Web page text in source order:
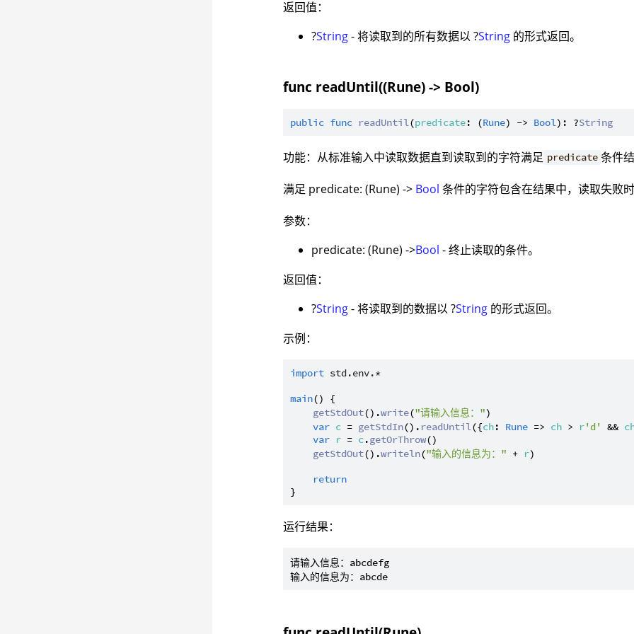
返回值：
?String- 将读取到的所有数据以 ?String 的形式返回。
func readUntil((Rune) -> Bool)
public func readUntil(predicate: (Rune) -> Bool): ?String
功能：从标准输入中读取数据直到读取到的字符满足 predicate 条件结
满足 predicate: (Rune) -> Bool 条件的字符包含在结果中，读取失败
参数：
predicate: (Rune) ->Bool - 终止读取的条件。
返回值：
?String- 将读取到的数据以 ?String 的形式返回。
示例：
import std.env.*
main() {
getStdOut().write("请输入信息：")
var c = getStdIn(). readUntil({ch: Rune => ch > r'd' &&
var r = c.getOrThrow()
getStdOut().writeln("输入的信息为：" + r)
return
运行结果：
请输入信息：abcdefg